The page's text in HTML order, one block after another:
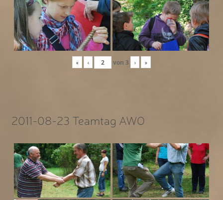
« ‹ von 3 › »
2011-08-23 Teamtag AWO